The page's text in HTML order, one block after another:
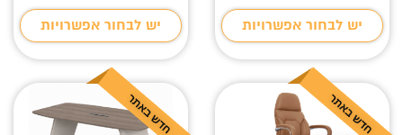
יש לבחור אפשרויות יש לבחור אפשרויות